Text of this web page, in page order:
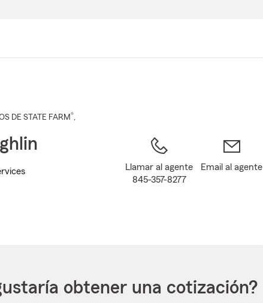
DE STATE FARM®,
Llamar al agente
845-357-8277
Email al agente
obtener una cotización?